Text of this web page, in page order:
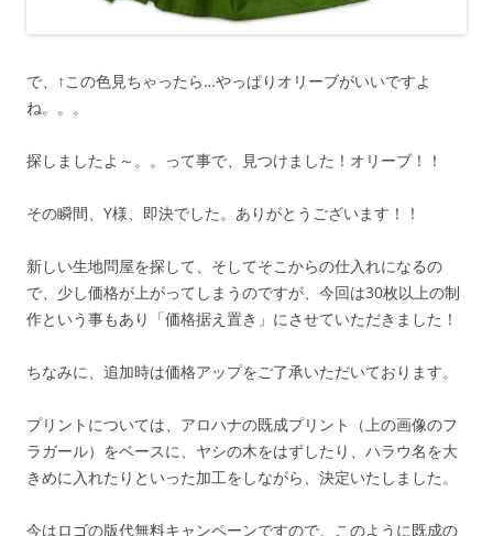
で、↑この色見ちゃったら…やっぱりオリーブがいいですよ
ね。。。
探しましたよ～。。って事で、見つけました！オリーブ！！
その瞬間、Y様、即決でした。ありがとうございます！！
新しい生地問屋を探して、そしてそこからの仕入れになるの
で、少し価格が上がってしまうのですが、今回は30枚以上の制
作という事もあり「価格据え置き」にさせていただきました！
ちなみに、追加時は価格アップをご了承いただいております。
プリントについては、アロハナの既成プリント（上の画像のフ
ラガール）をベースに、ヤシの木をはずしたり、ハラウ名を大
きめに入れたりといった加工をしながら、決定いたしました。
今はロゴの版代無料キャンペーンですので、このように既成の